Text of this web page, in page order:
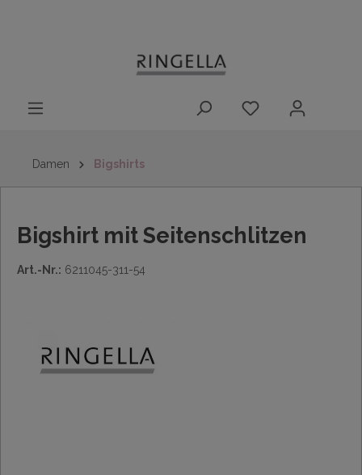
Damen Bigshirts
Bigshirt mit Seitenschlitzen
Art.-Nr.: 6211045-311-54